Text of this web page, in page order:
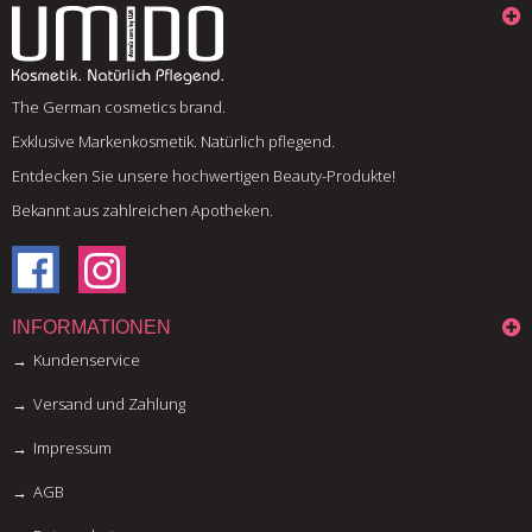
The German cosmetics brand.
Exklusive Markenkosmetik. Natürlich pflegend.
Entdecken Sie unsere hochwertigen Beauty-Produkte!
Bekannt aus zahlreichen Apotheken.
INFORMATIONEN
Kundenservice
Versand und Zahlung
Impressum
AGB